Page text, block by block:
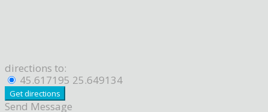
directions to:
45.617195 25.649134
Send Message